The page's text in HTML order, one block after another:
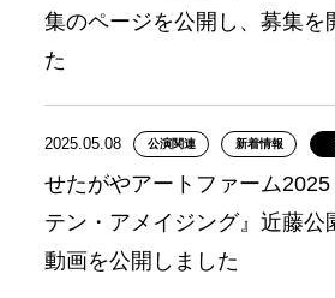
集のページを公開し、募集を
た
2025.05.08 公演関連 新着情報
せたがやアートファーム
テン・アメイジング』近藤公
動画を公開しました